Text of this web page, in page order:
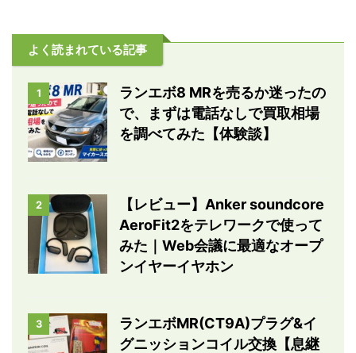
よく読まれている記事
1
ランエボ8 MRを売るか迷ったの
で、まずは電話なしで買取相場
を調べてみた【体験談】
2
【レビュー】Anker soundcore
AeroFit2をテレワークで使って
みた｜Web会議に最適なオープ
ンイヤーイヤホン
3
ランエボMR(CT9A)プラグ&イ
グニッションコイル交換【息継